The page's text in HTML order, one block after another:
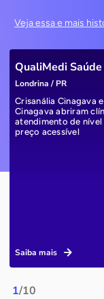
Veja essa e mais
1/10
QualiMedi Saúde
Londrina / PR
Crisanália Cinagava
Cinagava abriram
atendimento de
preço acessível
Saiba mais